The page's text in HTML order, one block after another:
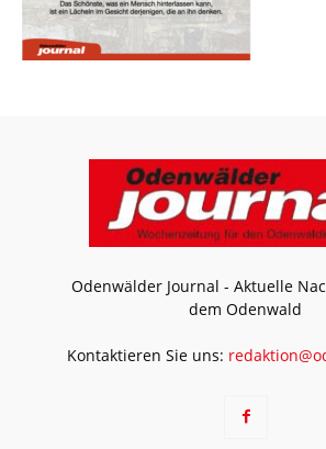
Odenwälder Journal - Aktuelle
dem Odenwald
Kontaktieren Sie uns: